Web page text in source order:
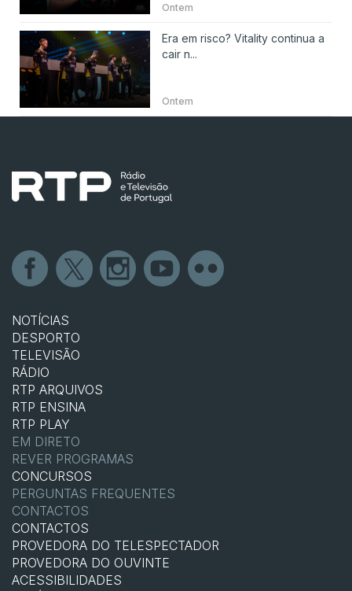
Ontem
Era em risco? Vitality continua a
cair n...
Ontem
NOTÍCIAS
DESPORTO
TELEVISÃO
RÁDIO
RTP ARQUIVOS
RTP ENSINA
RTP PLAY
EM DIRETO
REVER PROGRAMAS
CONCURSOS
PERGUNTAS FREQUENTES
CONTACTOS
CONTACTOS
PROVEDORA DO TELESPECTADOR
PROVEDORA DO OUVINTE
ACESSIBILIDADES